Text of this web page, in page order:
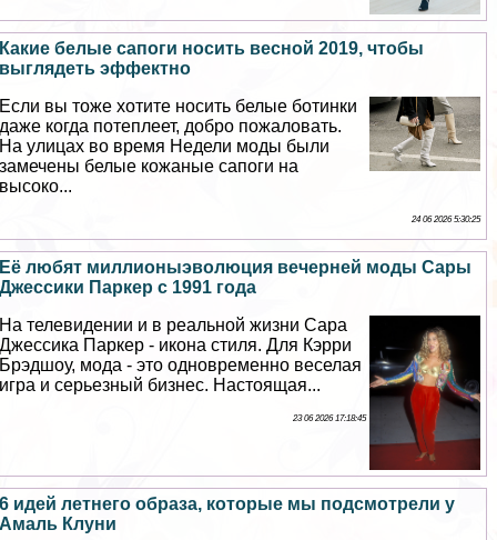
Какие белые сапоги носить весной 2019, чтобы
выглядеть эффектно
Если вы тоже хотите носить белые ботинки
даже когда потеплеет, добро пожаловать.
На улицах во время Недели моды были
замечены белые кожаные сапоги на
высоко...
24 06 2026 5:30:25
Её любят миллионыэволюция вечерней моды Сары
Джессики Паркер с 1991 года
На телевидении и в реальной жизни Сара
Джессика Паркер - икона стиля. Для Кэрри
Брэдшоу, мода - это одновременно веселая
игра и серьезный бизнес. Настоящая...
23 06 2026 17:18:45
6 идей летнего образа, которые мы подсмотрели у
Амаль Клуни